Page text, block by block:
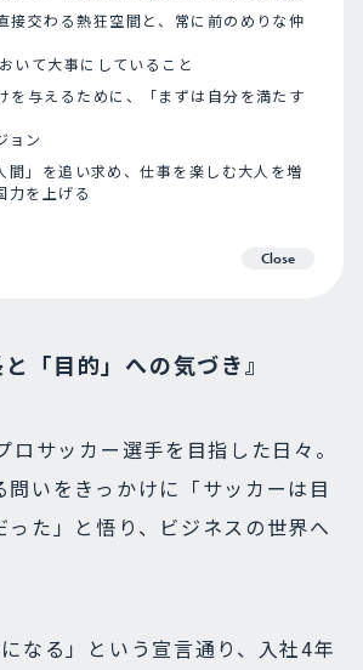
接交わる熱狂空間と、常に前のめりな仲
いて大事にしていること
を与えるために、「まずは自分を満たす
ョン
間」を追い求め、仕事を楽しむ大人を増
力を上げる
Close
「目的」への気づき』
ロサッカー選手を目指した日々。
問いをきっかけに「サッカーは目
った」と悟り、ビジネスの世界へ
なる」という宣言通り、入社4年